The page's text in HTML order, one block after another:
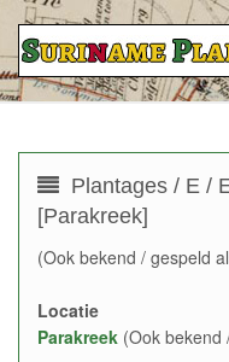
Plantages / E /
[Parakreek]
(Ook bekend / gespeld
Locatie
Parakreek (Ook bekend